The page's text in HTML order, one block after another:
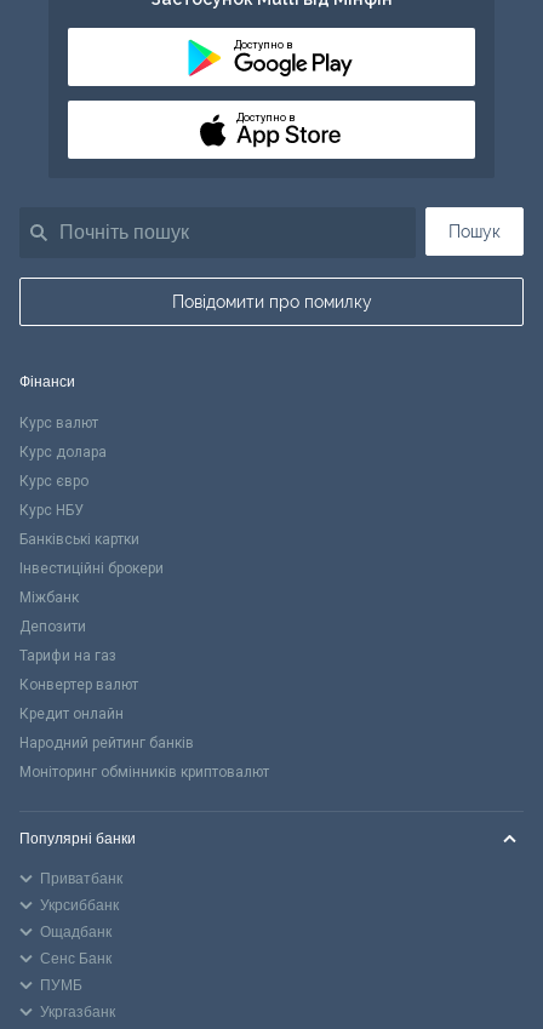
Пошук
Повідомити про помилку
Доступно в
Доступно в
Фінанси
Курс валют
Курс долара
Курс євро
Курс НБУ
Банківські картки
Інвестиційні брокери
Міжбанк
Депозити
Тарифи на газ
Конвертер валют
Кредит онлайн
Народний рейтинг банків
Моніторинг обмінників криптовалют
Популярні банки
Приватбанк
Укрсиббанк
Ощадбанк
Сенс Банк
ПУМБ
Укргазбанк